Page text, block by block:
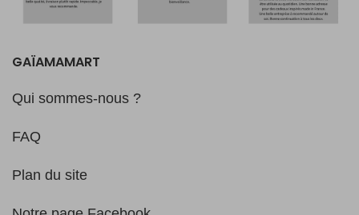
GAÏAMAMART
Qui sommes-nous ?
FAQ
Plan du site